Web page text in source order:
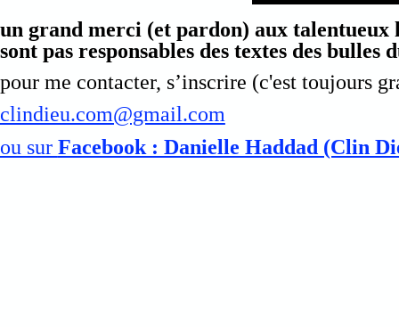
un grand merci (et pardon) aux talentueux
sont pas responsables des textes des
pour me contacter, s’inscrire (c'est toujours
clindieu.com@gmail.com
ou sur Facebook : Danielle Haddad (Clin